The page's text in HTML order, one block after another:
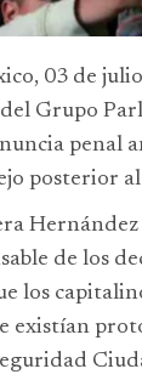
03 de
Grupo
penal
posterior
de los
los
existían